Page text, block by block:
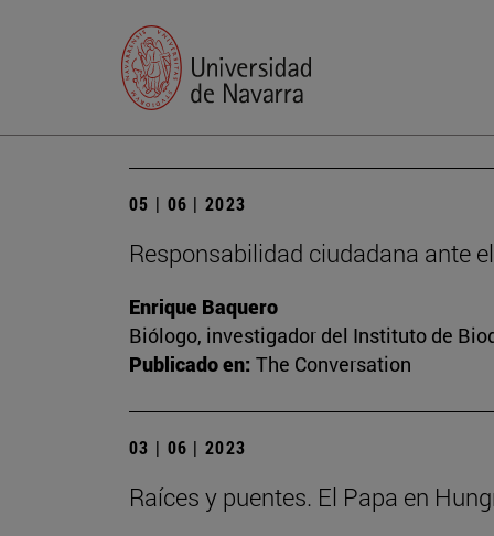
05 | 06 | 2023
Responsabilidad ciudadana ante
Enrique Baquero
Biólogo, investigador del Instituto de
Publicado en: The Conversation
03 | 06 | 2023
Raíces y puentes. El Papa en